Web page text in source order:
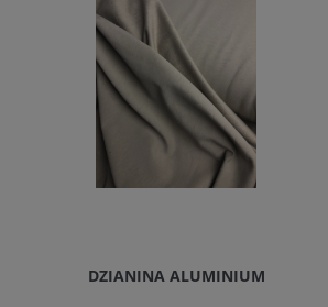
DZIANINA ALUMINIUM